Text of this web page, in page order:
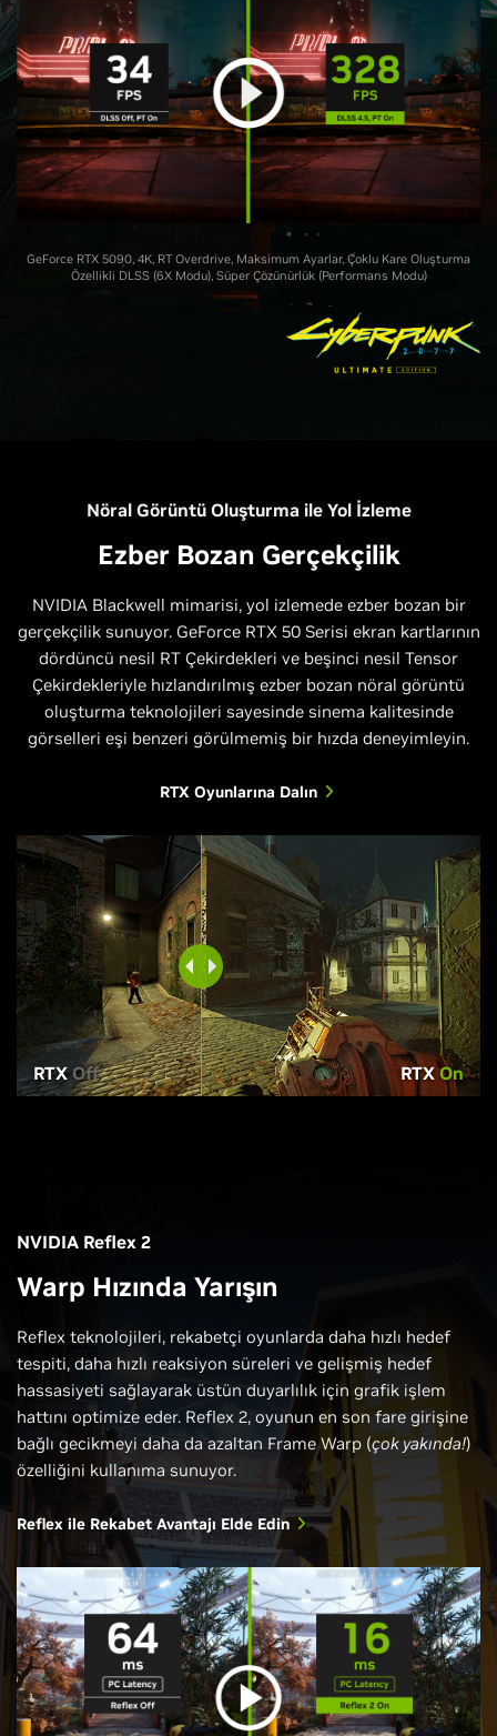
GeForce RTX 5090, 4K, RT Overdrive, Maksimum Ayarlar, Çoklu Kare Oluşturma
Özellikli DLSS (6X Modu), Süper Çözünürlük (Performans Modu)
Nöral Görüntü Oluşturma ile Yol İzleme
Ezber Bozan Gerçekçilik
NVIDIA Blackwell mimarisi, yol izlemede ezber bozan bir
gerçekçilik sunuyor. GeForce RTX 50 Serisi ekran kartlarının
dördüncü nesil RT Çekirdekleri ve beşinci nesil Tensor
Çekirdekleriyle hızlandırılmış ezber bozan nöral görüntü
oluşturma teknolojileri sayesinde sinema kalitesinde
görselleri eşi benzeri görülmemiş bir hızda deneyimleyin.
RTX Oyunlarına Dalın
RTXOff RTXOn
NVIDIA Reflex 2
Warp Hızında Yarışın
Reflex teknolojileri, rekabetçi oyunlarda daha hızlı hedef
tespiti, daha hızlı reaksiyon süreleri ve gelişmiş hedef
hassasiyeti sağlayarak üstün duyarlılık için grafik işlem
hattını optimize eder. Reflex 2, oyunun en son fare girişine
bağlı gecikmeyi daha da azaltan Frame Warp (çok yakında!)
özelliğini kullanıma sunuyor.
Reflex ile Rekabet Avantajı Elde Edin